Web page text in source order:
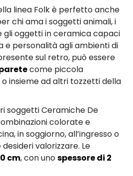
linea Folk è perfetto anche
chi ama i soggetti animali, i
gli oggetti in ceramica capaci
e personalità agli ambienti di
sul retro, può essere
come piccola
insieme ad altri tozzetti della
soggetti Ceramiche De
colorate e
in soggiorno, all’ingresso o
valorizzare. Le
cm, con unospessore di 2